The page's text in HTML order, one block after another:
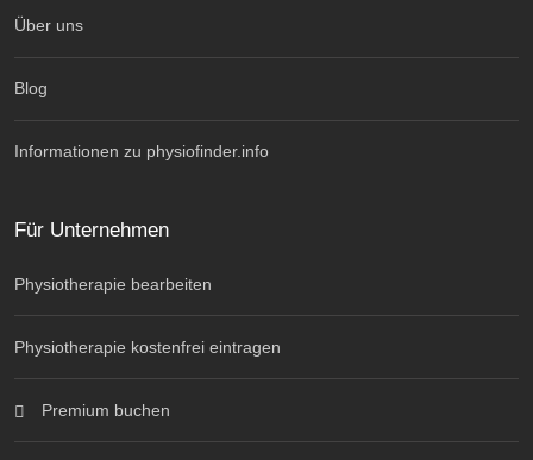
Über uns
Blog
Informationen zu physiofinder.info
Für Unternehmen
Physiotherapie bearbeiten
Physiotherapie kostenfrei eintragen
Premium buchen